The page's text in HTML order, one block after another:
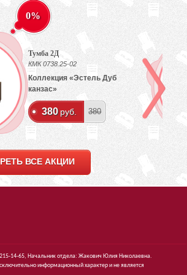
0%
Тумба 2Д
КМК 0738.25-02
Коллекция «Эстель Дуб
канзас»
380 руб. 380
ВСЕ АКЦИИ
14-65, Начальник отдела: Жакович Юлия Николаевна.
информационный характер и не является